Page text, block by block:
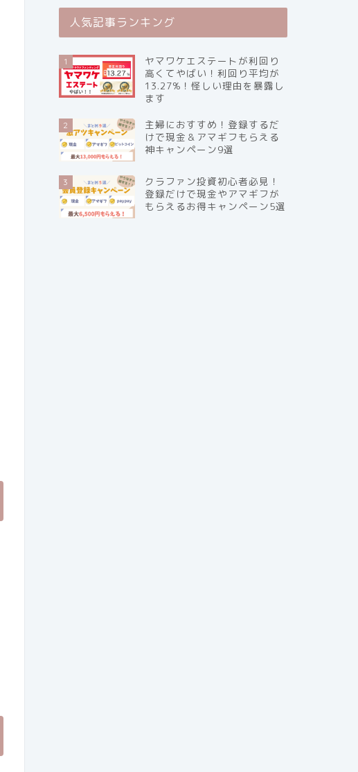
人気記事ランキング
1
ヤマワケエステートが利回り
高くてやばい！利回り平均が
13.27%！怪しい理由を暴露し
ます
2
主婦におすすめ！登録するだ
けで現金＆アマギフもらえる
神キャンペーン9選
3
クラファン投資初心者必見！
登録だけで現金やアマギフが
もらえるお得キャンペーン5選